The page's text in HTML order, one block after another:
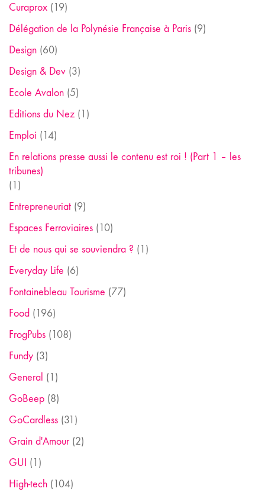
Curaprox (19)
Délégation de la Polynésie Française à Paris (9)
Design (60)
Design & Dev (3)
Ecole Avalon (5)
Editions du Nez (1)
Emploi (14)
En relations presse aussi le contenu est roi ! (Part 1 – les
tribunes)
(1)
Entrepreneuriat (9)
Espaces Ferroviaires (10)
Et de nous qui se souviendra ? (1)
Everyday Life (6)
Fontainebleau Tourisme (77)
Food (196)
FrogPubs (108)
Fundy (3)
General (1)
GoBeep (8)
GoCardless (31)
Grain d'Amour(2)
GUI (1)
High-tech (104)